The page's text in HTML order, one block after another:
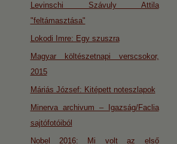
Levinschi Szávuly Attila
"feltámasztása"
Lokodi Imre: Egy szuszra
Magyar költészetnapi verscsokor,
2015
Máriás József: Kitépett noteszlapok
Minerva archivum – Igazság/Faclia
sajtófotóiból
Nobel 2016: Mi volt az első